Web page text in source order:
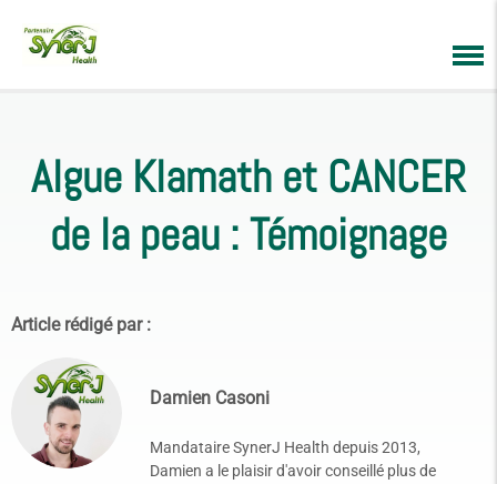
Algue Klamath et CANCER
de la peau : Témoignage
Article rédigé par :
Damien Casoni
Mandataire SynerJ Health depuis 2013,
Damien a le plaisir d'avoir conseillé plus de